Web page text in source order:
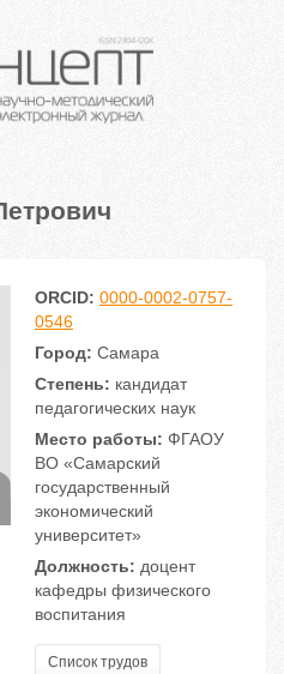
ORCID: 0000-0002-0757-
0546
Город: Самара
Степень: кандидат
педагогических наук
Место работы: ФГАОУ
ВО «Самарский
государственный
экономический
университет»
Должность: доцент
кафедры физического
воспитания
Список трудов